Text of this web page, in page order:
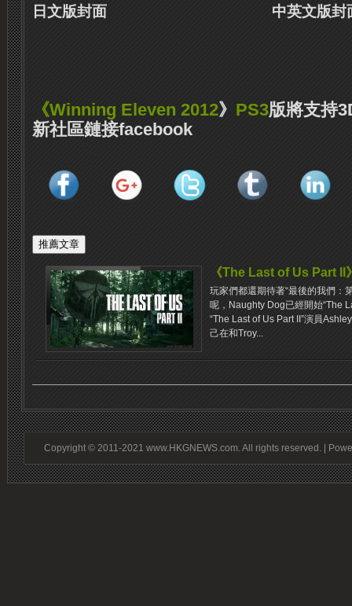
日文版封面 中英文版封
《Winning Eleven 2012》 PS3版將支持
新社區鏈接facebook
《The Last of Us Part II
玩家們都還期待著“最後的我們：
呢，Naughty Dog已經開始“The
“The Last of Us Part II”演員
己在和Troy...
Copyright © 2011-2021 www.HKGNEWS.com. All rights reserved. |